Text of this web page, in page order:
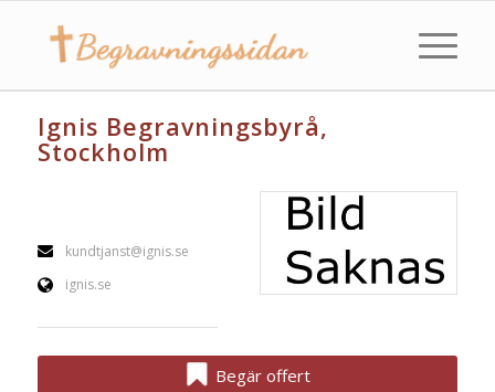
Ignis Begravningsbyrå,
Stockholm
kundtjanst@ignis.se
ignis.se
Begär offert